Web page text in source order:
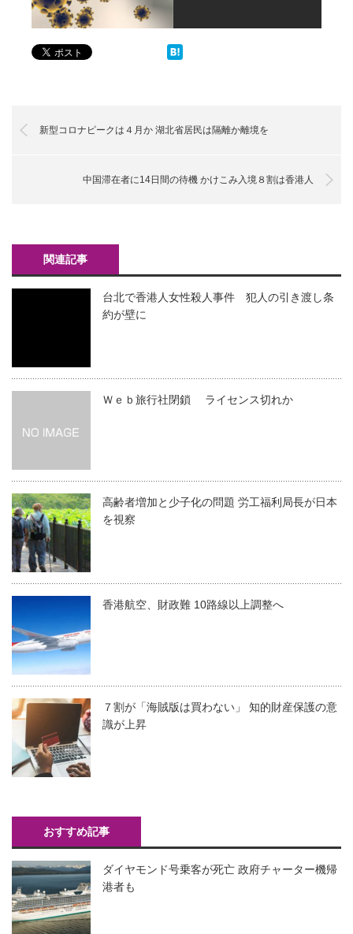
新型コロナピークは４月か 湖北省居民は隔離か離境を
中国滞在者に14日間の待機 かけこみ入境８割は香港人
関連記事
台北で香港人女性殺人事件 犯人の引き渡し条
約が壁に
Ｗｅｂ旅行社閉鎖 ライセンス切れか
高齢者増加と少子化の問題 労工福利局長が日本
を視察
香港航空、財政難 10路線以上調整へ
７割が「海賊版は買わない」 知的財産保護の意
識が上昇
おすすめ記事
ダイヤモンド号乗客が死亡 政府チャーター機帰
港者も